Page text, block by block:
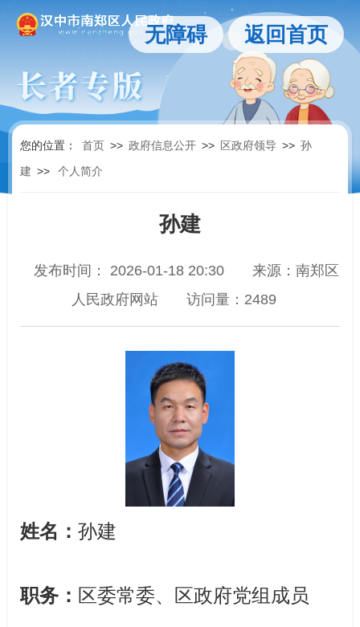
无障碍 返回首页
您的位置： 首页 >> 政府信息公开 >> 区政府领导 >> 孙
建 >> 个人简介
孙建
发布时间： 2026-01-18 20:30
来源：南郑区
人民政府网站
访问量： 2489
姓名： 孙建
职务： 区委常委、区政府党组成员